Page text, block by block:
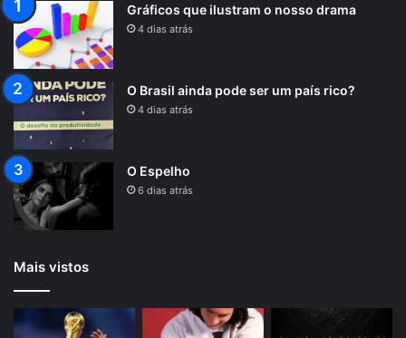
Gráficos que ilustram o nosso drama
4 dias atrás
O Brasil ainda pode ser um país rico?
4 dias atrás
O Espelho
6 dias atrás
Mais vistos